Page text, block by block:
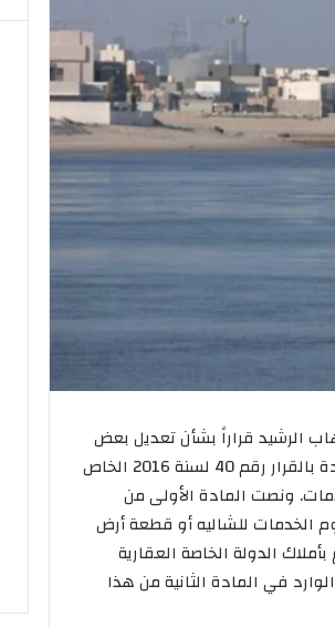
الرشيد قراراً بشأن تعديل بعض
الأحكام المتعلقة برسوم الخدمات للشاليهات وقطع الأراضي الواردة بالقرار رقم 40 لسنة 2016 الخاص
ونصت المادة الأولى من
برسوم الخدمات للشاليه أو قطعة أرض
الدولة الخاصة العقارية
بالقرار الوزاري رقم 40 لسنة 2016 بالنص الوارد في المادة الثانية من هذا